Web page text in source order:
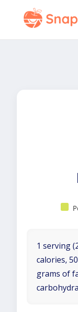
1 serving
calories,
grams of